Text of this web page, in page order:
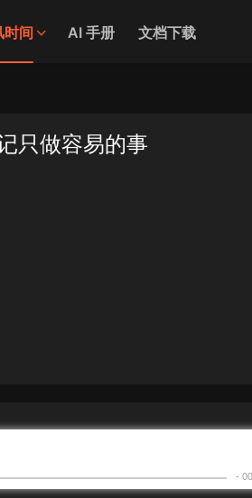
时间 AI 手册 文档下载
只做容易的事